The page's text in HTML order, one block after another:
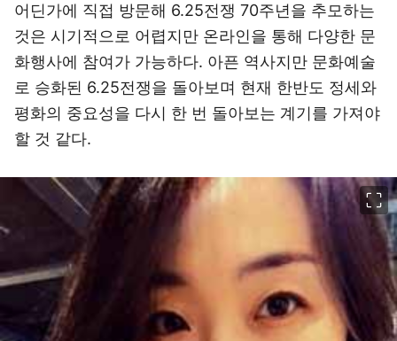
어딘가에 직접 방문해 6.25전쟁 70주년을 추모하는
것은 시기적으로 어렵지만 온라인을 통해 다양한 문
화행사에 참여가 가능하다. 아픈 역사지만 문화예술
로 승화된 6.25전쟁을 돌아보며 현재 한반도 정세와
평화의 중요성을 다시 한 번 돌아보는 계기를 가져야
할 것 같다.